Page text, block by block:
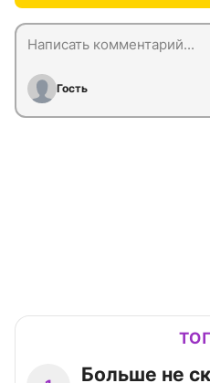
Гость
Больше не